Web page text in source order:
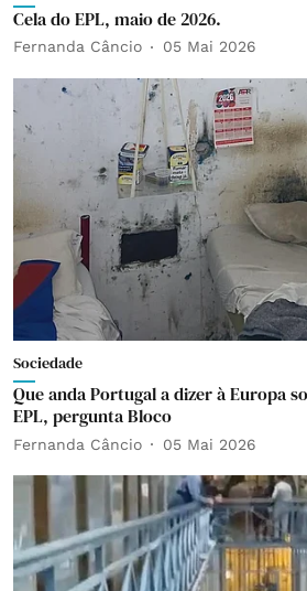
Cela do EPL, maio de 2026.
Fernanda Câncio 05 Mai 2026
Sociedade
Que anda Portugal a dizer à Europa
EPL, pergunta Bloco
Fernanda Câncio 05 Mai 2026